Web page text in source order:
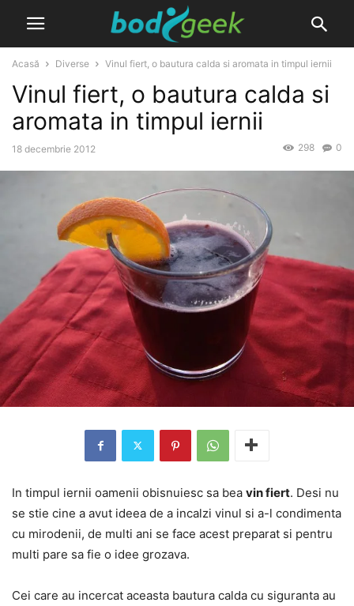
Acasă Diverse Vinul fiert, o bautura calda si aromata in timpul iernii
Vinul fiert, o bautura calda si
aromata in timpul iernii
18 decembrie 2012 0
298
In timpul iernii oamenii obisnuiesc sa bea vin fiert. Desi nu
se stie cine a avut ideea de a incalzi vinul si a-l condimenta
cu mirodenii, de multi ani se face acest preparat si pentru
multi pare sa fie o idee grozava.
Cei care au incercat aceasta bautura calda cu siguranta au